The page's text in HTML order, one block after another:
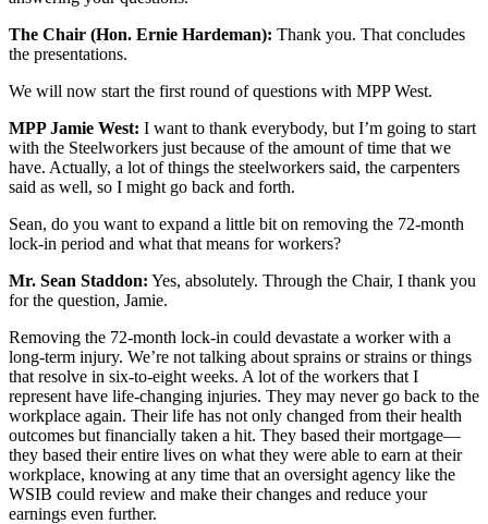
The Chair (Hon. Ernie Hardeman): Thank you. That concludes
the presentations.
We will now start the first round of questions with MPP West.
MPP Jamie West: I want to thank everybody, but I’m going to start
with the Steelworkers just because of the amount of time that we
have. Actually, a lot of things the steelworkers said, the carpenters
said as well, so I might go back and forth.
Sean, do you want to expand a little bit on removing the 72-month
lock-in period and what that means for workers?
Mr. Sean Staddon: Yes, absolutely. Through the Chair, I thank you
for the question, Jamie.
Removing the 72-month lock-in could devastate a worker with a
long-term injury. We’re not talking about sprains or strains or things
that resolve in six-to-eight weeks. A lot of the workers that I
represent have life-changing injuries. They may never go back to the
workplace again. Their life has not only changed from their health
outcomes but financially taken a hit. They based their mortgage—
they based their entire lives on what they were able to earn at their
workplace, knowing at any time that an oversight agency like the
WSIB could review and make their changes and reduce your
earnings even further.